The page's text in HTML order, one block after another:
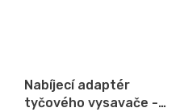
Nabíjecí adaptér
tyčového vysavače -